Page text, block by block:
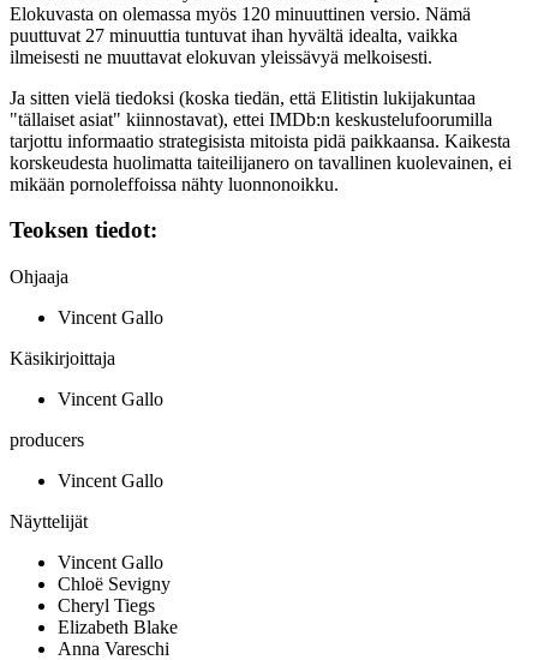
Elokuvasta on olemassa myös 120 minuuttinen versio. Nämä
puuttuvat 27 minuuttia tuntuvat ihan hyvältä idealta, vaikka
ilmeisesti ne muuttavat elokuvan yleissävyä melkoisesti.
Ja sitten vielä tiedoksi (koska tiedän, että Elitistin lukijakuntaa
"tällaiset asiat" kiinnostavat), ettei IMDb:n keskustelufoorumilla
tarjottu informaatio strategisista mitoista pidä paikkaansa. Kaikesta
korskeudesta huolimatta taiteilijanero on tavallinen kuolevainen, ei
mikään pornoleffoissa nähty luonnonoikku.
Teoksen tiedot:
Ohjaaja
Vincent Gallo
Käsikirjoittaja
Vincent Gallo
producers
Vincent Gallo
Näyttelijät
Vincent Gallo
Chloë Sevigny
Cheryl Tiegs
Elizabeth Blake
Anna Vareschi